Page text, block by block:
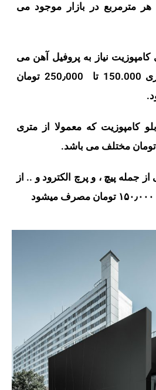
برای هر مترمربع در بازار موجود می
کامپوزیت نیاز به پروفیل آهن می
باشد که حدودا از متری 150.000 تا 250٫000 تومان
کامپوزیت که معمولا از متری
جمله پیچ ، و پرچ الکترود و .. از